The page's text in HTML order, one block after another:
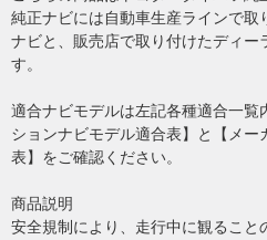
純正ナビには自動車生産ラインで取
ナビと、販売店で取り付けたディー
す。
適合ナビモデルは左記各種適合一
ションナビモデル適合表】と【メ
表】をご確認ください。
商品説明
安全規制により、走行中に観ること